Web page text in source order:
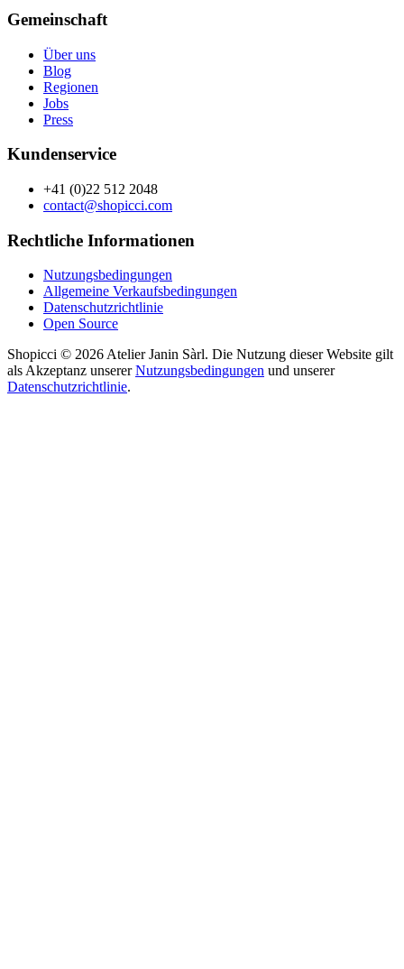
Gemeinschaft
Über uns
Blog
Regionen
Jobs
Press
Kundenservice
+41 (0)22 512 2048
contact@shopicci.com
Rechtliche Informationen
Nutzungsbedingungen
Allgemeine Verkaufsbedingungen
Datenschutzrichtlinie
Open Source
Shopicci © 2026 Atelier Janin Sàrl. Die Nutzung dieser Website gilt
als Akzeptanz unsererNutzungsbedingungen und unserer
Datenschutzrichtlinie.